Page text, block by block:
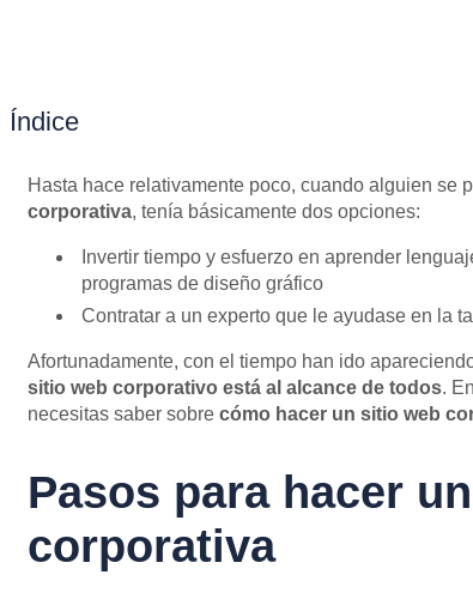
Índice
Hasta hace relativamente poco, cuando alguien se
corporativa, tenía básicamente dos opciones:
Invertir tiempo y esfuerzo en aprender
programas de diseño gráfico
Contratar a un experto que le ayudase en la
Afortunadamente, con el tiempo han ido
sitio web corporativo está al alcance de todos.
necesitas saber sobre cómo hacer un sitio web
Pasos para hacer
corporativa